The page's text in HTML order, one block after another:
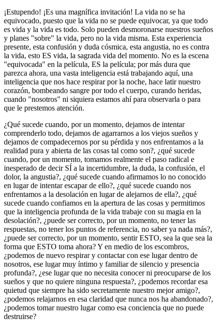
¡Estupendo! ¡Es una magnífica invitación! La vida no se ha
equivocado, puesto que la vida no se puede equivocar, ya que todo
es vida y la vida es todo. Solo pueden desmoronarse nuestros sueños
y planes "sobre" la vida, pero no la vida misma. Esta experiencia
presente, esta confusión y duda cósmica, esta angustia, no es contra
la vida, esto ES vida, la sagrada vida del momento. No es la escena
"equivocada" en la película, ES la película; por más dura que
parezca ahora, una vasta inteligencia está trabajando aquí, una
inteligencia que nos hace respirar por la noche, hace latir nuestro
corazón, bombeando sangre por todo el cuerpo, curando heridas,
cuando "nosotros" ni siquiera estamos ahí para observarla o para
que le prestemos atención.
¿Qué sucede cuando, por un momento, dejamos de intentar
comprenderlo todo, dejamos de agarrarnos a los viejos sueños y
dejamos de compadecernos por su pérdida y nos enfrentamos a la
realidad pura y abierta de las cosas tal como son?, ¿qué sucede
cuando, por un momento, tomamos realmente el paso radical e
inesperado de decir SÍ a la incertidumbre, la duda, la confusión, el
dolor, la angustia?, ¿qué sucede cuando afirmamos lo no conocido
en lugar de intentar escapar de ello?, ¿qué sucede cuando nos
enfrentamos a la desolación en lugar de alejarnos de ella?, ¿qué
sucede cuando confiamos en la apertura de las cosas y permitimos
que la inteligencia profunda de la vida trabaje con su magia en la
desolación?, ¿puede ser correcto, por un momento, no tener las
respuestas, no tener los puntos de referencia, no saber ya nada más?,
¿puede ser correcto, por un momento, sentir ESTO, sea la que sea la
forma que ESTO toma ahora? Y en medio de los escombros,
¿podemos de nuevo respirar y contactar con ese lugar dentro de
nosotros, ese lugar muy íntimo y familiar de silencio y presencia
profunda?, ¿ese lugar que no necesita conocer ni preocuparse de los
sueños y que no quiere ninguna respuesta?, ¿podemos recordar esa
quietud que siempre ha sido secretamente nuestro mejor amigo?,
¿podemos relajarnos en esa claridad que nunca nos ha abandonado?,
¿podemos tomar nuestro lugar como esa conciencia que no puede
destruirse?